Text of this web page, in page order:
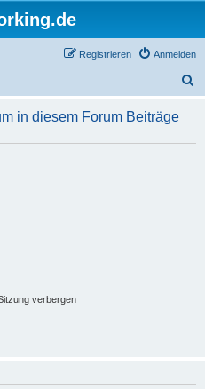
Anmelden
Registrieren
h
in diesem Forum Beiträge
verbergen